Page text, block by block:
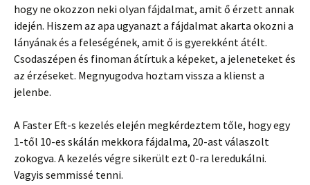
hogy ne okozzon neki olyan fájdalmat, amit ő érzett annak
idején. Hiszem az apa ugyanazt a fájdalmat akarta okozni a
lányának és a feleségének, amit ő is gyerekként átélt.
Csodaszépen és finoman átírtuk a képeket, a jeleneteket és
az érzéseket. Megnyugodva hoztam vissza a klienst a
jelenbe.
A Faster Eft-s kezelés elején megkérdeztem tőle, hogy egy
1-től 10-es skálán mekkora fájdalma, 20-ast válaszolt
zokogva. A kezelés végre sikerült ezt 0-ra leredukálni.
Vagyis semmissé tenni.